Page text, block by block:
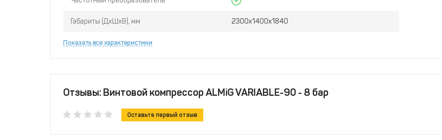
Габариты (ДхШхВ), мм 2300х1400х1840
Показать все характеристики
Отзывы: Винтовой компрессор ALMiG VARIABLE-90 - 8 бар
Оставьте первый отзыв